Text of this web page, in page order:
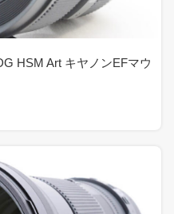
HSM Art キヤノンEFマウ